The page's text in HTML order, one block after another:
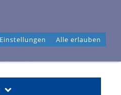
Einstellungen Alle erlauben